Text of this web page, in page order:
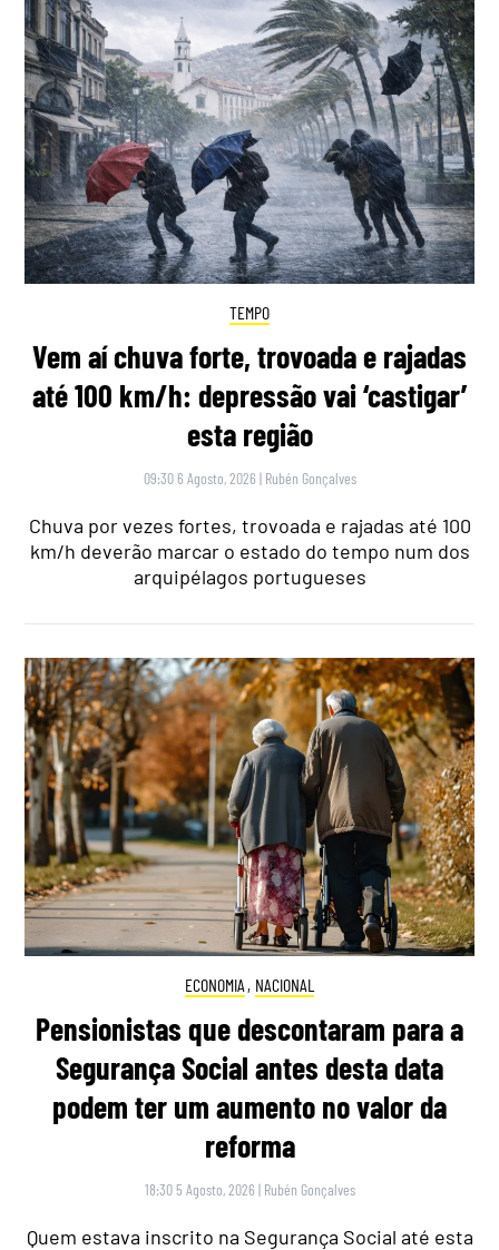
TEMPO
Vem aí chuva forte, trovoada e rajadas
até 100 km/h: depressão vai ‘castigar’
esta região
09:30 6 Agosto, 2026 | Rubén Gonçalves
Chuva por vezes fortes, trovoada e rajadas até 100
km/h deverão marcar o estado do tempo num dos
arquipélagos portugueses
ECONOMIA , NACIONAL
Pensionistas que descontaram para a
Segurança Social antes desta data
podem ter um aumento no valor da
reforma
18:30 5 Agosto, 2026 | Rubén Gonçalves
Quem estava inscrito na Segurança Social até esta